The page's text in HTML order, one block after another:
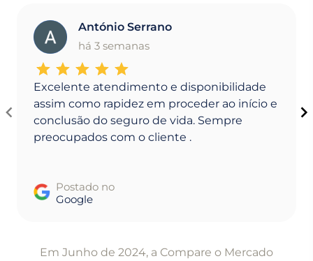
A
António Serrano
há 3 semanas
Excelente atendimento e disponibilidade
assim como rapidez em proceder ao início e
conclusão do seguro de vida. Sempre
preocupados com o cliente .
Postado no
Google
Em Junho de 2024, a Compare o Mercado